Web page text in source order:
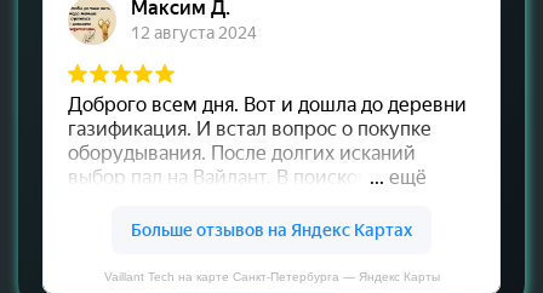
Vaillant Tech на карте Санкт‑Петербурга — Яндекс Карты